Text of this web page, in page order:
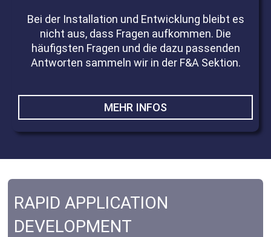
Bei der Installation und Entwicklung bleibt es
nicht aus, dass Fragen aufkommen. Die
häufigsten Fragen und die dazu passenden
Antworten sammeln wir in der F&A Sektion.
MEHR INFOS
RAPID APPLICATION
DEVELOPMENT